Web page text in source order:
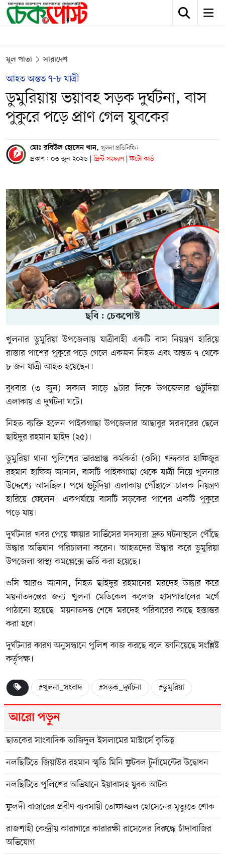
মূল পাতা সারাদেশ
আহত অন্তত ৭-৮ যাত্রী
ডুমুরিয়ায় ভয়াবহ সড়ক দুর্ঘটনা, বাস
পুকুরে পড়ে প্রাণ গেল যুবকের
মোঃ রবিউল হোসেন খান, খুলনা প্রতিনিধি::
প্রকাশ : ০৩ জুন ২০২৬ | প্রিন্ট সংস্করণ | ফটো কার্ড
ছবি : চেকপোস্ট
খুলনার ডুমুরিয়া উপজেলায় যাত্রীবাহী একটি বাস নিয়ন্ত্রণ হারিয়ে
রাস্তার পাশের পুকুরে পড়ে গেলে একজন নিহত এবং অন্তত ৭ থেকে
৮ জন যাত্রী আহত হয়েছেন।
বুধবার (৩ জুন) সকাল সাড়ে ৯টার দিকে উপজেলার গুটুদিয়া
এলাকায় এ দুর্ঘটনা ঘটে।
নিহত ব্যক্তি হলেন পাইকগাছা উপজেলার আছাবুর সরদারের ছেলে
ছাইদুর রহমান ছাইদ (২৫)।
ডুমুরিয়া থানা পুলিশের ভারপ্রাপ্ত কর্মকর্তা (ওসি) খন্দকার হাফিজুর
রহমান হাফিজ জানান, বাসটি পাইকগাছা থেকে যাত্রী নিয়ে খুলনার
উদ্দেশ্যে আসছিল। পথে গুটুদিয়া এলাকায় পৌঁছালে চালক নিয়ন্ত্রণ
হারিয়ে ফেলেন। একপর্যায়ে বাসটি সড়কের পাশের একটি পুকুরে
পড়ে যায়।
দুর্ঘটনার খবর পেয়ে ফায়ার সার্ভিসের সদস্যরা দ্রুত ঘটনাস্থলে পৌঁছে
উদ্ধার অভিযান পরিচালনা করেন। আহতদের উদ্ধার করে ডুমুরিয়া
উপজেলা স্বাস্থ্য কমপ্লেক্সে ভর্তি করা হয়েছে।
ওসি আরও জানান, নিহত ছাইদুর রহমানের মরদেহ উদ্ধার করে
ময়নাতদন্তের জন্য খুলনা মেডিকেল কলেজ হাসপাতালের মর্গে
পাঠানো হয়েছে। ময়নাতদন্ত শেষে মরদেহ পরিবারের কাছে হস্তান্তর
করা হবে।
দুর্ঘটনার কারণ অনুসন্ধানে পুলিশ কাজ করছে বলে জানিয়েছে সংশ্লিষ্ট
কর্তৃপক্ষ।
#খুলনা_সংবাদ #সড়ক_দুর্ঘটনা #ডুমুরিয়া
আরো পড়ুন
ছাতকের সাংবাদিক তাজিদুল ইসলামের মাস্টার্সে কৃতিত্ব
নলছিটিতে জিয়াউর রহমান স্মৃতি মিনি ফুটবল টুর্নামেন্টের উদ্বোধন
নলছিটিতে পুলিশের অভিযানে ইয়াবাসহ যুবক আটক
ফুলদী বাজারের প্রবীণ ব্যবসায়ী তোফাজ্জল হোসেনের মৃত্যুতে শোক
রাজশাহী কেন্দ্রীয় কারাগারে কারারক্ষী রাসেলের বিরুদ্ধে চাঁদাবাজির
অভিযোগ